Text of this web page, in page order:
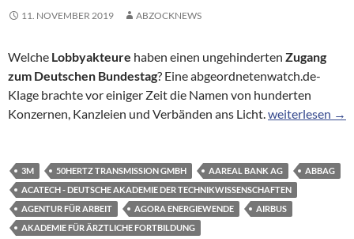
11. NOVEMBER 2019 ABZOCKNEWS
Welche Lobbyakteure haben einen ungehinderten Zugang
zum Deutschen Bundestag? Eine abgeordnetenwatch.de-
Klage brachte vor einiger Zeit die Namen von hunderten
Konzernen, Kanzleien und Verbänden ans Licht.Hinter
weiterlesen →
3M 50HERTZ TRANSMISSION GMBH AAREAL BANK AG
ABBAG
ACATECH - DEUTSCHE AKADEMIE DER TECHNIKWISSENSCHAFTEN
AGENTUR FÜR ARBEIT
AGORA ENERGIEWENDE
AIRBUS
AKADEMIE FÜR ÄRZTLICHE FORTBILDUNG